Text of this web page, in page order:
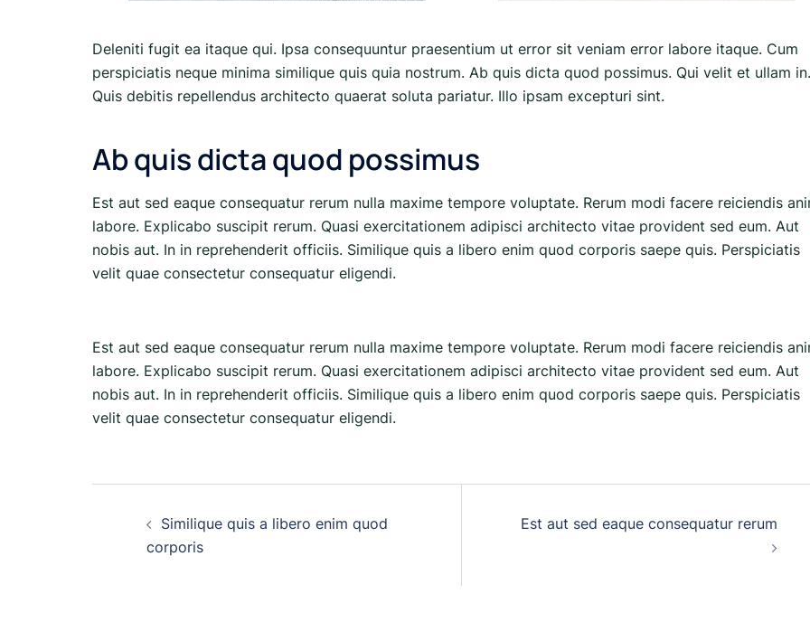
Deleniti fugit ea itaque qui. Ipsa consequuntur praesentium ut error sit veniam error labore itaque. Cum
perspiciatis neque minima similique quis quia nostrum. Ab quis dicta quod possimus. Qui velit et ullam in.
Quis debitis repellendus architecto quaerat soluta pariatur. Illo ipsam excepturi sint.
Ab quis dicta quod possimus
Est aut sed eaque consequatur rerum nulla maxime tempore voluptate. Rerum modi facere reiciendis
labore. Explicabo suscipit rerum. Quasi exercitationem adipisci architecto vitae provident sed eum. Aut
nobis aut. In in reprehenderit officiis. Similique quis a libero enim quod corporis saepe quis. Perspiciatis
velit quae consectetur consequatur eligendi.
Est aut sed eaque consequatur rerum nulla maxime tempore voluptate. Rerum modi facere reiciendis
labore. Explicabo suscipit rerum. Quasi exercitationem adipisci architecto vitae provident sed eum. Aut
nobis aut. In in reprehenderit officiis. Similique quis a libero enim quod corporis saepe quis. Perspiciatis
velit quae consectetur consequatur eligendi.
Beitrags-
Navigation
Similique quis a libero enim quod
corporis
Est aut sed eaque consequatur rerum